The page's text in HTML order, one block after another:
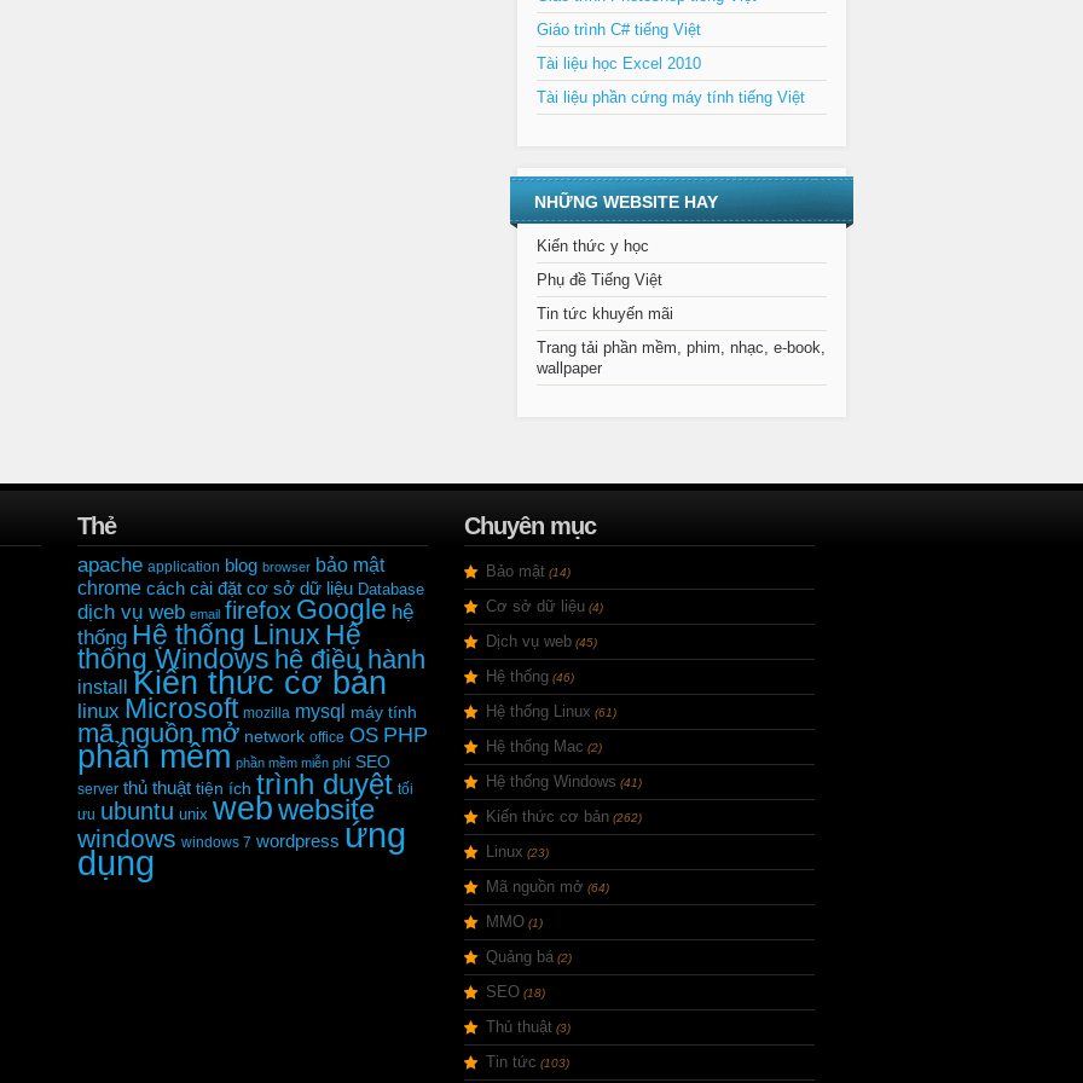
Giáo trình C# tiếng Việt
Tài liệu học Excel 2010
Tài liệu phần cứng máy tính tiếng Việt
NHỮNG WEBSITE HAY
Kiến thức y học
Phụ đề Tiếng Việt
Tin tức khuyến mãi
Trang tải phần mềm, phim, nhạc, e-book,
wallpaper
Thẻ
apache application blog browser bảo mật
chrome cách cài đặt cơ sở dữ liệu Database
dịch vụ web email firefox Google hệ
thống Hệ thống Linux Hệ
thống Windows hệ điều hành
install Kiến thức cơ bản
linux Microsoft mozilla mysql máy tính
mã nguồn mở network office OS PHP
phần mềm phần mềm miễn phí SEO
server thủ thuật tiện ích trình duyệt tối
ưu ubuntu unix webwebsite
windows windows 7 wordpress ứng
dụng
Chuyên mục
Bảo mật (14)
Cơ sở dữ liệu (4)
Dịch vụ web (45)
Hệ thống (46)
Hệ thống Linux (61)
Hệ thống Mac (2)
Hệ thống Windows (41)
Kiến thức cơ bản (262)
Linux (23)
Mã nguồn mở (64)
MMO (1)
Quảng bá (2)
SEO (18)
Thủ thuật (3)
Tin tức (103)